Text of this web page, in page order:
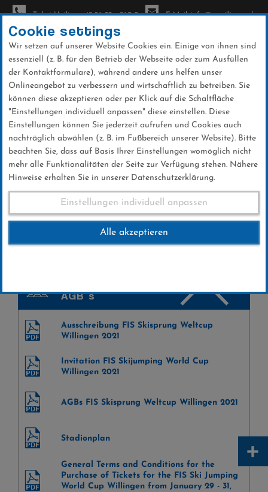
Direkt
zum
Inhalt
Ticket-Hotline: +49 56 32 - 960-0 E-Mail: info@sc-willingen.de
Informationen zum Weltcup
Informationen
Hier finden Sie alle Informationen rund um
den Weltcup
AGB´s
Ausschreibung FIS Skisprung Weltcup
Willingen 2021
Invitation FIS Skijumping World Cup
Willingen 2021
AGBs FIS Skisprung Weltcup Willingen 2021
Stadionplan
General Terms and Conditions for the
Purchase of Tickets for the FIS Ski Jumping
World Cup Willingen from January 29 - 31,
Cookie settings
Wir setzen auf unserer Website Cookies ein. Einige von ihnen sind
essenziell (z. B. für den Betrieb der Webseite oder zum Ausfüllen
der Kontaktformulare), während andere uns helfen unser
Onlineangebot zu verbessern und wirtschaftlich zu betreiben. Sie
können diese akzeptieren oder per Klick auf die Schaltfläche
"Einstellungen individuell anpassen" diese einstellen. Diese
Einstellungen können Sie jederzeit aufrufen und Cookies auch
nachträglich abwählen (z. B. im Fußbereich unserer Website). Bitte
beachten Sie, dass auf Basis Ihrer Einstellungen womöglich nicht
mehr alle Funktionalitäten der Seite zur Verfügung stehen. Nähere
Hinweise erhalten Sie in unserer Datenschutzerklärung.
Einstellungen individuell anpassen
Alle akzeptieren
+